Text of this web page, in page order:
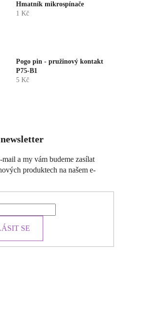
Hmatník mikrospínače
1 Kč
Pogo pin - pružinový kontakt
P75-B1
5 Kč
a my vám budeme zasílat
produktech na našem e-
SE